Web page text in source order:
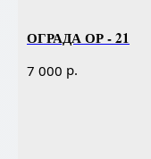
ОГРАДА ОР - 21
7 000 р.